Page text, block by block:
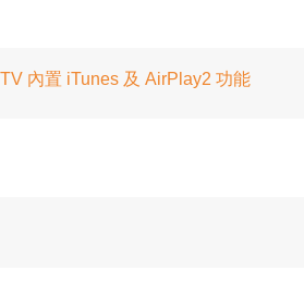
內置 iTunes 及 AirPlay2 功能